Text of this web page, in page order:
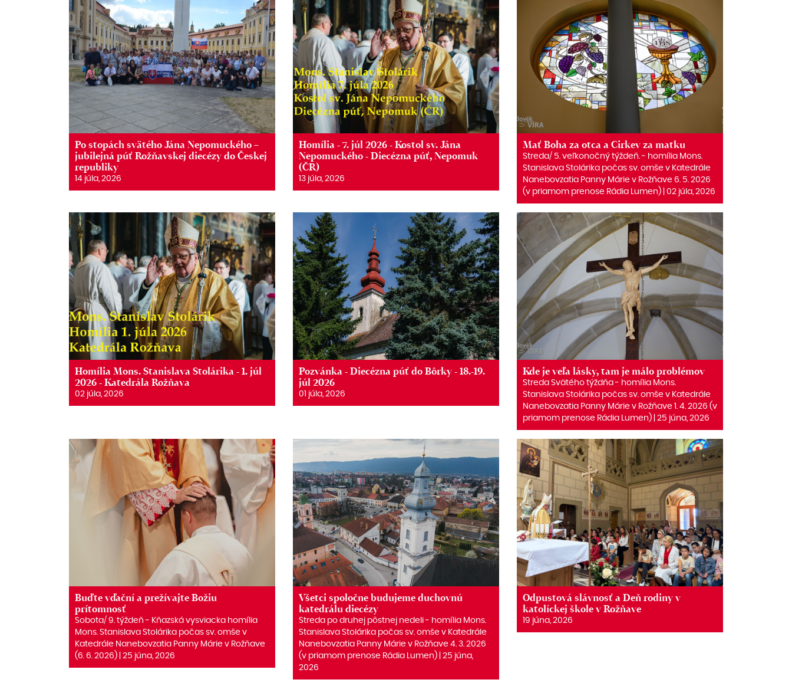
Po stopách svätého Jána Nepomuckého –
jubilejná púť Rožňavskej diecézy do Českej
republiky
14 júla, 2026
Homília - 7. júl 2026 - Kostol sv. Jána
Nepomuckého - Diecézna púť, Nepomuk
(ČR)
13 júla, 2026
Mať Boha za otca a Cirkev za matku
Streda/ 5. veľkonočný týždeň. ‒ homília Mons.
Stanislava Stolárika počas sv. omše v Katedrále
Nanebovzatia Panny Márie v Rožňave 6. 5. 2026
(v priamom prenose Rádia Lumen) | 02 júla, 2026
Homília Mons. Stanislava Stolárika - 1. júl
2026 - Katedrála Rožňava
02 júla, 2026
Pozvánka - Diecézna púť do Bôrky - 18.-19.
júl 2026
01 júla, 2026
Kde je veľa lásky, tam je málo problémov
Streda Svätého týždňa ‒ homília Mons.
Stanislava Stolárika počas sv. omše v Katedrále
Nanebovzatia Panny Márie v Rožňave 1. 4. 2026 (v
priamom prenose Rádia Lumen) | 25 júna, 2026
Buďte vďační a prežívajte Božiu
prítomnosť
Sobota/ 9. týždeň ‒ Kňazská vysviacka homília
Mons. Stanislava Stolárika počas sv. omše v
Katedrále Nanebovzatia Panny Márie v Rožňave
(6. 6. 2026) | 25 júna, 2026
Všetci spoločne budujeme duchovnú
katedrálu diecézy
Streda po druhej pôstnej nedeli ‒ homília Mons.
Stanislava Stolárika počas sv. omše v Katedrále
Nanebovzatia Panny Márie v Rožňave 4. 3. 2026
(v priamom prenose Rádia Lumen) | 25 júna,
2026
Odpustová slávnosť a Deň rodiny v
katolíckej škole v Rožňave
19 júna, 2026